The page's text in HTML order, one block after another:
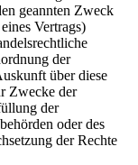
geannten Zweck
Vertrags)
der
über diese
Zwecke der
der
oder des
der Rechte